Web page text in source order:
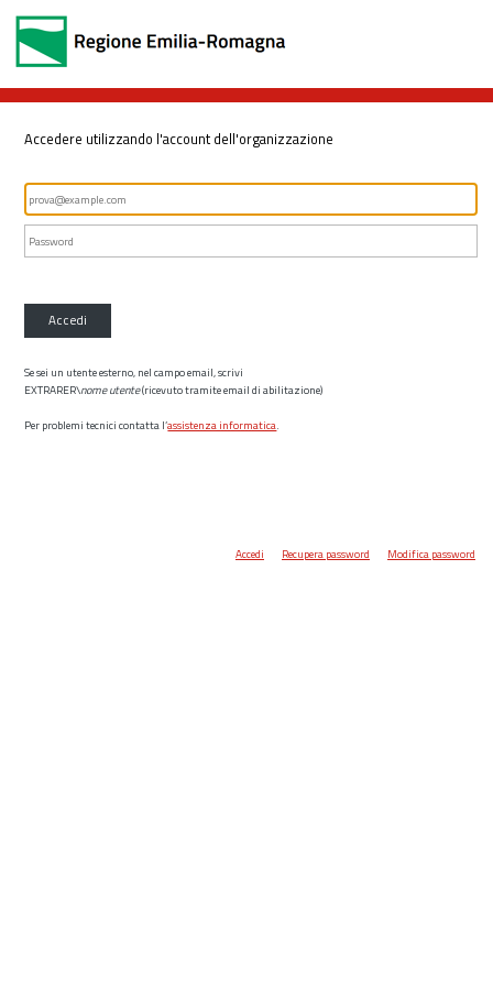
Accedere utilizzando l'account dell'organizzazione
Accedi
Se sei un utente esterno, nel campo email, scrivi
EXTRARER\nome utente(ricevuto tramite email di abilitazione)
Per problemi tecnici contatta l’assistenza informatica.
Accedi Recupera password Modifica password